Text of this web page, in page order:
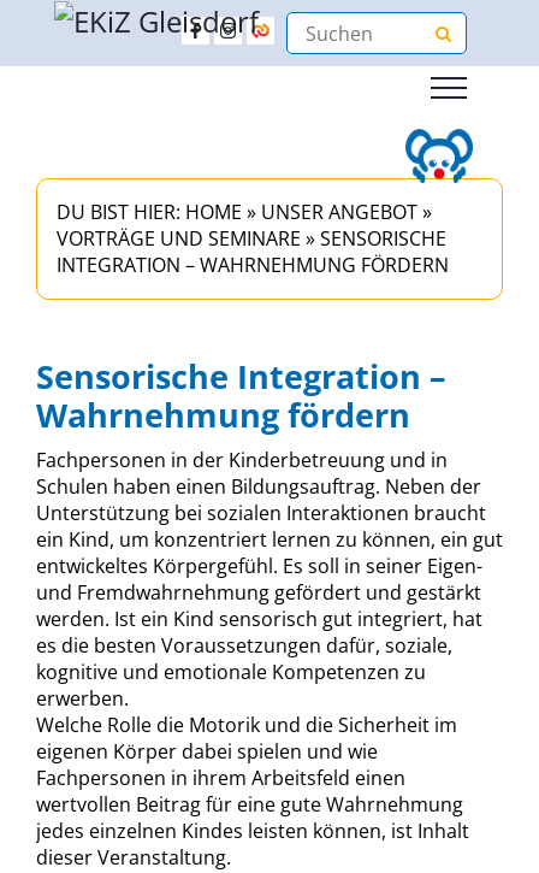
DU BIST HIER: HOME » UNSER ANGEBOT»
VORTRÄGE UND SEMINARE »SENSORISCHE
INTEGRATION – WAHRNEHMUNG FÖRDERN
Sensorische Integration –
Wahrnehmung fördern
Fachpersonen in der Kinderbetreuung und in
Schulen haben einen Bildungsauftrag. Neben der
Unterstützung bei sozialen Interaktionen braucht
ein Kind, um konzentriert lernen zu können, ein gut
entwickeltes Körpergefühl. Es soll in seiner Eigen-
und Fremdwahrnehmung gefördert und gestärkt
werden. Ist ein Kind sensorisch gut integriert, hat
es die besten Voraussetzungen dafür, soziale,
kognitive und emotionale Kompetenzen zu
erwerben.
Welche Rolle die Motorik und die Sicherheit im
eigenen Körper dabei spielen und wie
Fachpersonen in ihrem Arbeitsfeld einen
wertvollen Beitrag für eine gute Wahrnehmung
jedes einzelnen Kindes leisten können, ist Inhalt
dieser Veranstaltung.